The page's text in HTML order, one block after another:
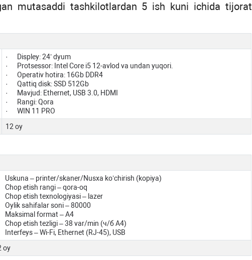
mutasaddi tashkilotlardan 5 ish kuni ichida tijorat
· Displey: 24’ dyum
· Protsessor: Intel Core i5 12-avlod va undan yuqori.
· Operativ hotira: 16Gb DDR4
· Qattiq disk: SSD 512Gb
· Mavjud: Ethernet, USB 3.0, HDMI
· Rangi: Qora
· WIN 11 PRO
12 oy
– printer/skaner/Nusxa ko’chirish (kopiya)
etish rangi – qora-oq
etish texnologiyasi – lazer
sahifalar soni – 80000
format – А4
etish tezligi – 38 var/min (ч/б А4)
– Wi-Fi, Ethernet (RJ-45), USB
oy